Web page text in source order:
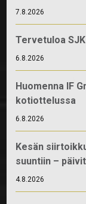
7.8.2026
Tervetuloa
6.8.2026
Huomenna IF
kotiottelussa
6.8.2026
Kesän
suuntiin –
4.8.2026